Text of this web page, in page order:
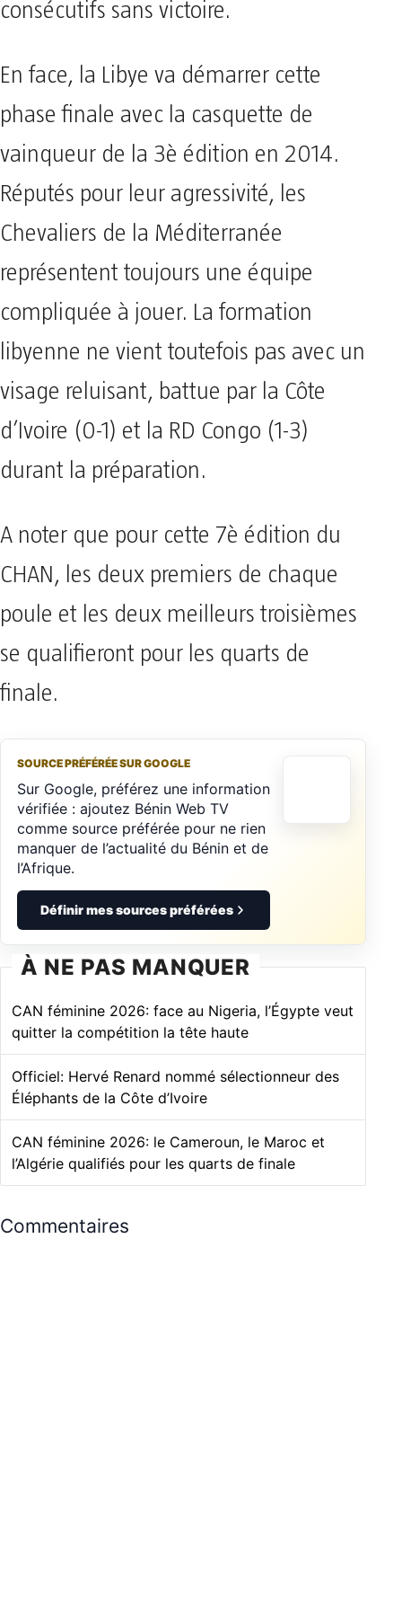
consécutifs sans victoire.
En face, la Libye va démarrer cette
phase finale avec la casquette de
vainqueur de la 3è édition en 2014.
Réputés pour leur agressivité, les
Chevaliers de la Méditerranée
représentent toujours une équipe
compliquée à jouer. La formation
libyenne ne vient toutefois pas avec un
visage reluisant, battue par la Côte
d’Ivoire (0-1) et la RD Congo (1-3)
durant la préparation.
A noter que pour cette 7è édition du
CHAN, les deux premiers de chaque
poule et les deux meilleurs troisièmes
se qualifieront pour les quarts de
finale.
SOURCE PRÉFÉRÉE SUR GOOGLE
Sur Google, préférez une information
vérifiée : ajoutez Bénin Web TV
comme source préférée pour ne rien
manquer de l’actualité du Bénin et de
l’Afrique.
Définir mes sources préférées
À NE PAS MANQUER
CAN féminine 2026: face au Nigeria, l’Égypte veut
quitter la compétition la tête haute
Officiel: Hervé Renard nommé sélectionneur des
Éléphants de la Côte d’Ivoire
CAN féminine 2026: le Cameroun, le Maroc et
l’Algérie qualifiés pour les quarts de finale
Commentaires